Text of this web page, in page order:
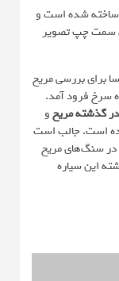
ساخته شده است و
سمت چپ تصویر
برای بررسی مریخ
سال ۲۰۱۲ روی سیاره‌ سرخ فرود آمد.
گذشته‌ مریخو
است. جالب است
ترکیبات آلی را در سنگ‌های مریخ
این سیاره